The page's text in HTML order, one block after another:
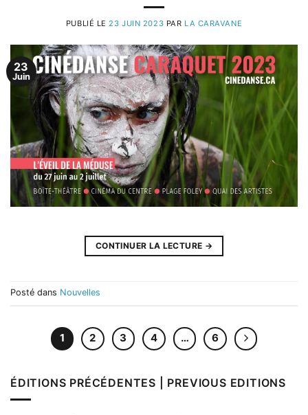
PUBLIÉ LE23 JUIN 2023 PAR LA CARAVANE
23
Juin
CONTINUER LA LECTURE →
Posté dans Nouvelles
1 2 3 4 … 6
ÉDITIONS PRÉCÉDENTES | PREVIOUS EDITIONS